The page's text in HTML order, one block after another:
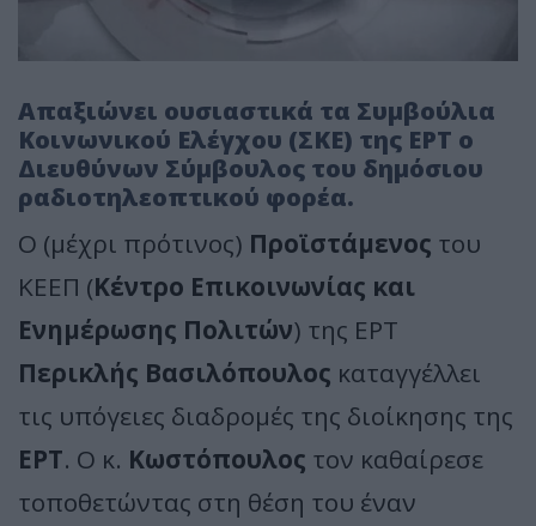
Απαξιώνει ουσιαστικά τα Συμβούλια
Κοινωνικού Ελέγχου (ΣΚΕ) της ΕΡΤ ο
Διευθύνων Σύμβουλος του δημόσιου
ραδιοτηλεοπτικού φορέα.
Ο (μέχρι πρότινος) Προϊστάμενος του
ΚΕΕΠ (Κέντρο Επικοινωνίας και
Ενημέρωσης Πολιτών) της ΕΡΤ
Περικλής Βασιλόπουλος καταγγέλλει
τις υπόγειες διαδρομές της διοίκησης της
ΕΡΤ. Ο κ. Κωστόπουλος τον καθαίρεσε
τοποθετώντας στη θέση του έναν